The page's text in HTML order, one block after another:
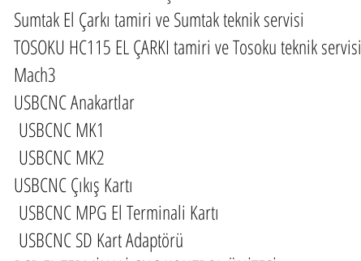
Sumtak El Çarkı tamiri ve Sumtak teknik servisi
TOSOKU HC115 EL ÇARKI tamiri ve Tosoku teknik servisi
Mach3
USBCNC Anakartlar
USBCNC MK1
USBCNC MK2
USBCNC Çıkış Kartı
USBCNC MPG El Terminali Kartı
USBCNC SD Kart Adaptörü